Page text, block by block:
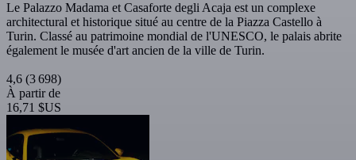
Le Palazzo Madama et Casaforte degli Acaja est un complexe
architectural et historique situé au centre de la Piazza Castello à
Turin. Classé au patrimoine mondial de l'UNESCO, le palais abrite
également le musée d'art ancien de la ville de Turin.
4,6 (3 698)
À partir de
16,71 $US